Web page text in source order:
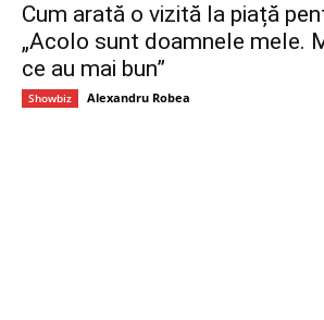
Cum arată o vizită la piață
„Acolo sunt doamnele mele.
ce au mai bun”
Showbiz Alexandru Robea